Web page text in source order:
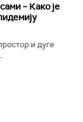
– Како је
и дуге